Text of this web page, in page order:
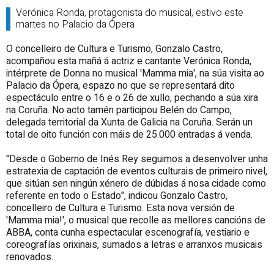
Verónica Ronda, protagonista do musical, estivo este
martes no Palacio da Ópera
O concelleiro de Cultura e Turismo, Gonzalo Castro,
acompañou esta mañá á actriz e cantante Verónica Ronda,
intérprete de Donna no musical 'Mamma mia', na súa visita ao
Palacio da Ópera, espazo no que se representará dito
espectáculo entre o 16 e o 26 de xullo, pechando a súa xira
na Coruña. No acto tamén participou Belén do Campo,
delegada territorial da Xunta de Galicia na Coruña. Serán un
total de oito función con máis de 25.000 entradas á venda.
"Desde o Goberno de Inés Rey seguimos a desenvolver unha
estratexia de captación de eventos culturais de primeiro nivel,
que sitúan sen ningún xénero de dúbidas á nosa cidade como
referente en todo o Estado", indicou Gonzalo Castro,
concelleiro de Cultura e Turismo. Esta nova versión de
'Mamma mia!', o musical que recolle as mellores cancións de
ABBA, conta cunha espectacular escenografía, vestiario e
coreografías orixinais, sumados a letras e arranxos musicais
renovados.